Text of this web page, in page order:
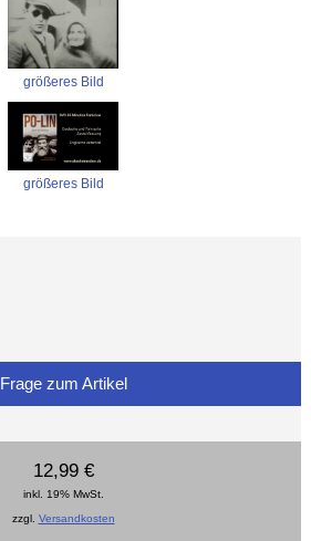
größeres Bild
größeres Bild
Frage zum Artikel
12,99 €
inkl. 19% MwSt.
zzgl. Versandkosten